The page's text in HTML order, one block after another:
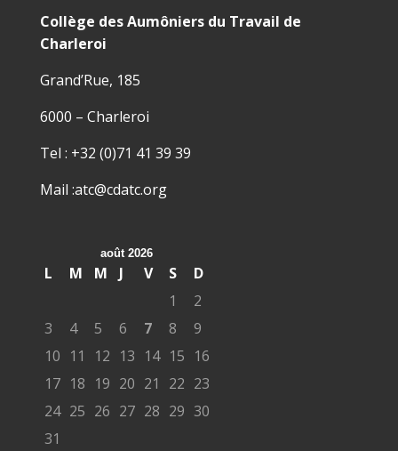
Collège des Aumôniers du Travail de
Charleroi
Grand’Rue, 185
6000 – Charleroi
Tel : +32 (0)71 41 39 39
Mail :atc@cdatc.org
août 2026
L M M J V S
D
1
2
3
4 5 6 7 8
9
10 11 12 13 14 15 16
17 18 19 20 21 22 23
24 25 26 27 28 29 30
31